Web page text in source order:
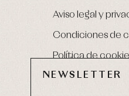
Aviso legal y
Condiciones de
Política de
NEWSLETTER